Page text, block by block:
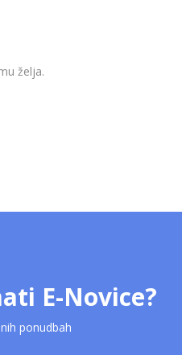
želja.
E-Novice?
ponudbah